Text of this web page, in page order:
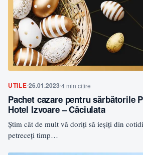
UTILE 26.01.2023 4 min citire
Pachet cazare pentru sărbătorile
Hotel Izvoare – Căciulata
Știm cât de mult vă doriți să ieșiți din
petreceți timp…